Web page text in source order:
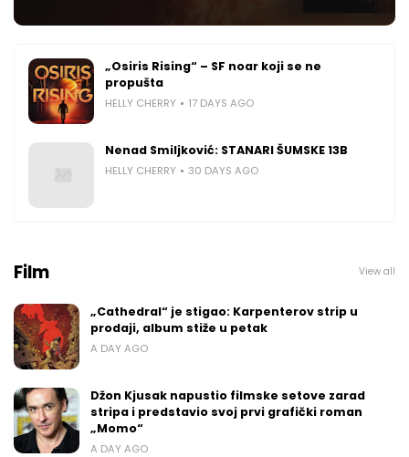
„Osiris Rising“ – SF noar koji se ne
propušta
HELLY CHERRY 17 DAYS AGO
Nenad Smiljković: STANARI ŠUMSKE 13B
HELLY CHERRY 30 DAYS AGO
Film View all
„Cathedral“ je stigao: Karpenterov strip u
prodaji, album stiže u petak
A DAY AGO
Džon Kjusak napustio filmske setove zarad
stripa i predstavio svoj prvi grafički roman
„Momo“
A DAY AGO